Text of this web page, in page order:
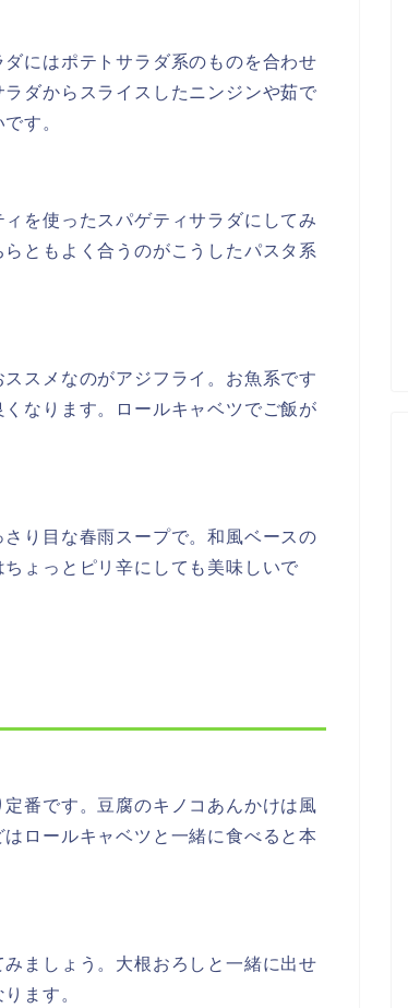
にはポテトサラダ系のものを合わせ
ダからスライスしたニンジンや茹で
す。
を使ったスパゲティサラダにしてみ
ともよく合うのがこうしたパスタ系
スメなのがアジフライ。お魚系です
なります。ロールキャベツでご飯が
り目な春雨スープで。和風ベースの
ょっとピリ辛にしても美味しいで
番です。豆腐のキノコあんかけは風
ロールキャベツと一緒に食べると本
ましょう。大根おろしと一緒に出せ
ます。